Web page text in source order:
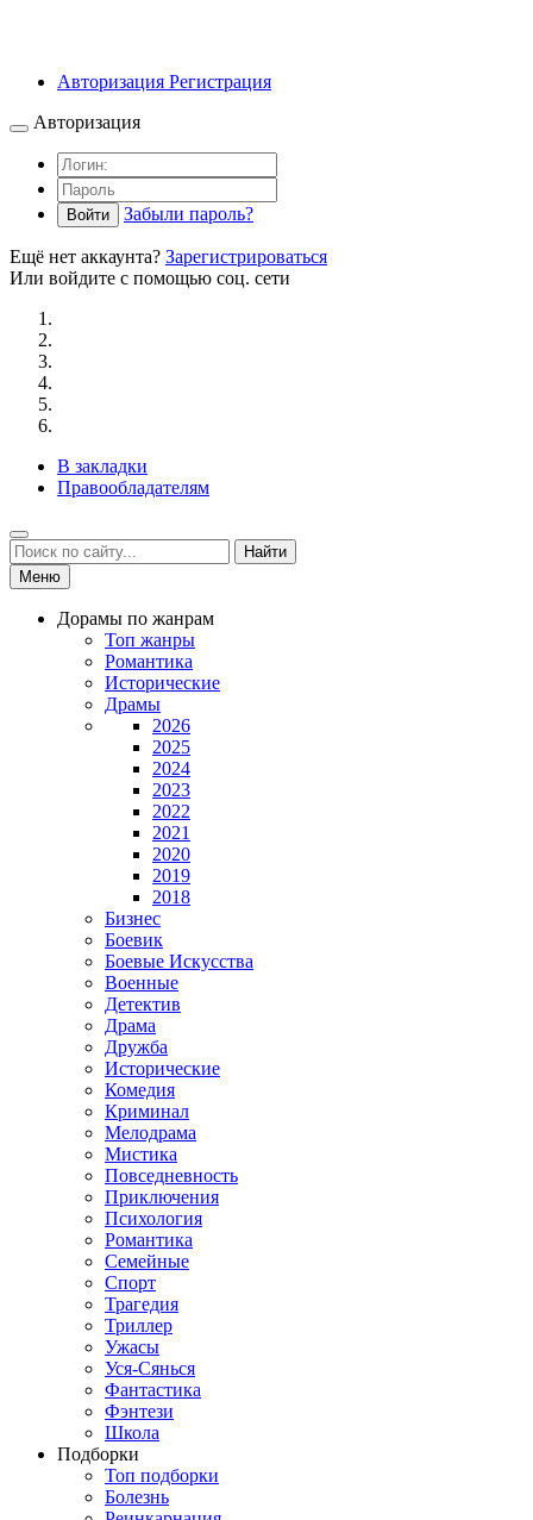
Авторизация Регистрация
Авторизация
Войти Забыли пароль?
Ещё нет аккаунта? Зарегистрироваться
Или войдите с помощью соц. сети
В закладки
Правообладателям
Найти
Меню
Дорамы по жанрам
Топ жанры
Романтика
Исторические
Драмы
2026
2025
2024
2023
2022
2021
2020
2019
2018
Бизнес
Боевик
Боевые Искусства
Военные
Детектив
Драма
Дружба
Исторические
Комедия
Криминал
Мелодрама
Мистика
Повседневность
Приключения
Психология
Романтика
Семейные
Спорт
Трагедия
Триллер
Ужасы
Уся-Сянься
Фантастика
Фэнтези
Школа
Подборки
Топ подборки
Болезнь